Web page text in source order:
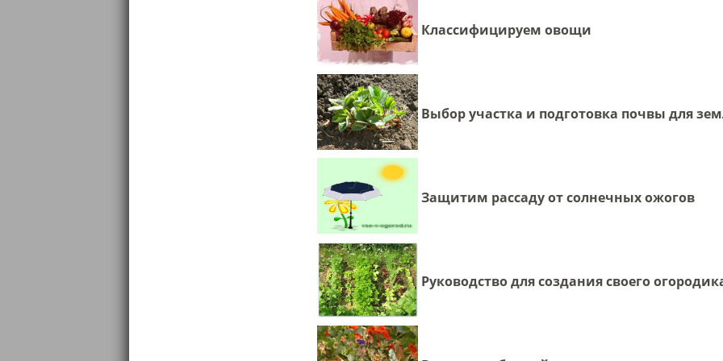
Классифицируем овощи
Выбор участка и подготовка почвы для
Защитим рассаду от солнечных ожогов
Руководство для создания своего